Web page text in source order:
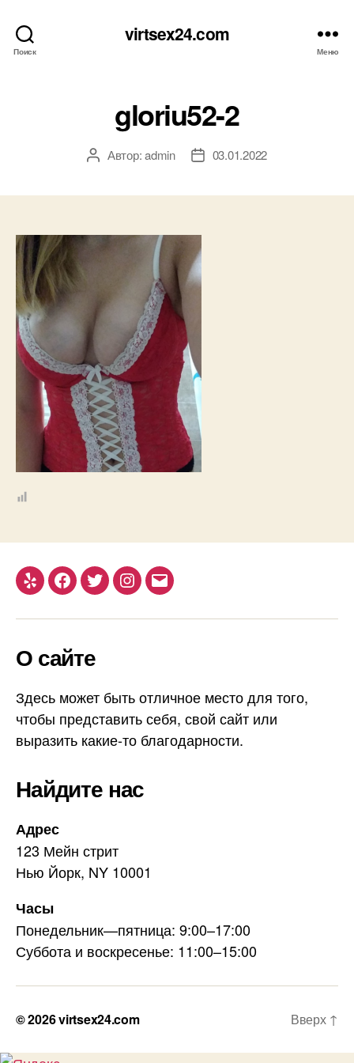
Поиск
virtsex24.com
Меню
gloriu52-2
АвторАвтор:admin
Дата03.01.2022
Yelp Facebook
TwitterInstagram
Email
О сайте
Здесь может быть отличное место для того,
чтобы представить себя, свой сайт или
выразить какие-то благодарности.
Найдите нас
Адрес
123 Мейн стрит
Нью Йорк, NY 10001
Часы
Понедельник—пятница: 9:00–17:00
Суббота и воскресенье: 11:00–15:00
© 2026virtsex24.com Вверх ↑